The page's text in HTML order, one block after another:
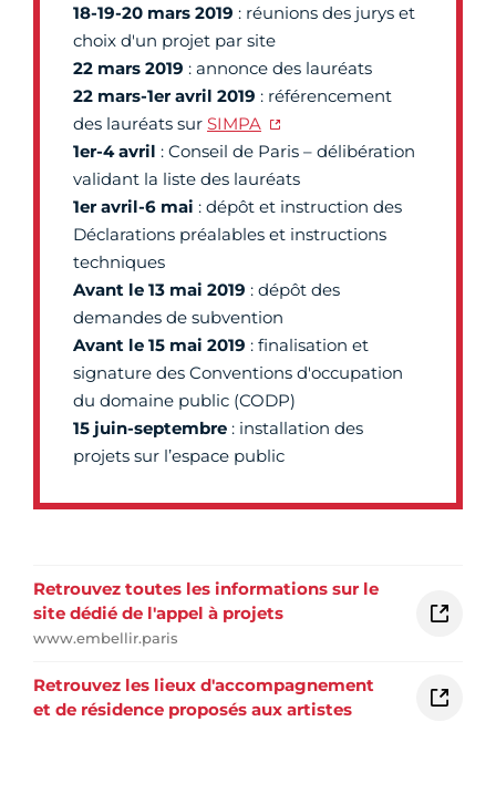
18-19-20 mars 2019 : réunions des jurys et
choix d'un projet par site
22 mars 2019 : annonce des lauréats
22 mars-1er avril 2019 : référencement
des lauréats sur SIMPA
1er-4 avril : Conseil de Paris – délibération
validant la liste des lauréats
1er avril-6 mai : dépôt et instruction des
Déclarations préalables et instructions
techniques
Avant le 13 mai 2019 : dépôt des
demandes de subvention
Avant le 15 mai 2019 : finalisation et
signature des Conventions d'occupation
du domaine public (CODP)
15 juin-septembre : installation des
projets sur l’espace public
Retrouvez toutes les informations sur le
site dédié de l'appel à projets
www.embellir.paris
Retrouvez les lieux d'accompagnement
et de résidence proposés aux artistes